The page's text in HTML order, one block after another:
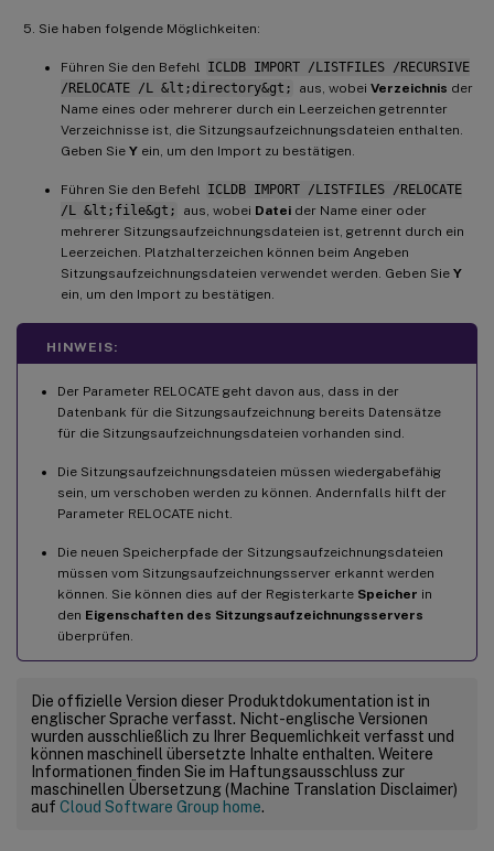
Sie haben folgende Möglichkeiten:
Führen Sie den Befehl
ICLDB IMPORT /LISTFILES /RECURSIVE
/RELOCATE /L &lt;directory&gt;
aus, wobei Verzeichnis der
Name eines oder mehrerer durch ein Leerzeichen getrennter
Verzeichnisse ist, die Sitzungsaufzeichnungsdateien enthalten.
Geben Sie Y ein, um den Import zu bestätigen.
Führen Sie den Befehl
ICLDB IMPORT /LISTFILES /RELOCATE
/L &lt;file&gt;
aus, wobei Dateider Name einer oder
mehrerer Sitzungsaufzeichnungsdateien ist, getrennt durch ein
Leerzeichen. Platzhalterzeichen können beim Angeben
Sitzungsaufzeichnungsdateien verwendet werden. Geben Sie Y
ein, um den Import zu bestätigen.
HINWEIS:
Der Parameter RELOCATE geht davon aus, dass in der
Datenbank für die Sitzungsaufzeichnung bereits Datensätze
für die Sitzungsaufzeichnungsdateien vorhanden sind.
Die Sitzungsaufzeichnungsdateien müssen wiedergabefähig
sein, um verschoben werden zu können. Andernfalls hilft der
Parameter RELOCATE nicht.
Die neuen Speicherpfade der Sitzungsaufzeichnungsdateien
müssen vom Sitzungsaufzeichnungsserver erkannt werden
können. Sie können dies auf der Registerkarte Speicher in
den Eigenschaften des Sitzungsaufzeichnungsservers
überprüfen.
Die offizielle Version dieser Produktdokumentation ist in
englischer Sprache verfasst. Nicht-englische Versionen
wurden ausschließlich zu Ihrer Bequemlichkeit verfasst und
können maschinell übersetzte Inhalte enthalten. Weitere
Informationen finden Sie im Haftungsausschluss zur
maschinellen Übersetzung (Machine Translation Disclaimer)
auf Cloud Software Group home.